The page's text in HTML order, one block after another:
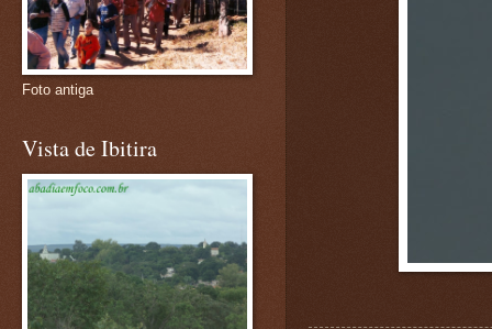
Foto antiga
Vista de Ibitira